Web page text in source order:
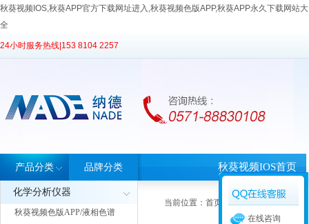
秋葵视频IOS,秋葵APP官方下载网址进入,秋葵视频色版APP,秋葵APP永久下载网站大
全
24小时服务热线| 153 8104 2257
产品分类
化学分析仪器
秋葵视频色版APP/液相色谱
品牌分类 秋葵视频IOS首页
当前位置： 首页 >产品中心> 产品分类
在线咨询